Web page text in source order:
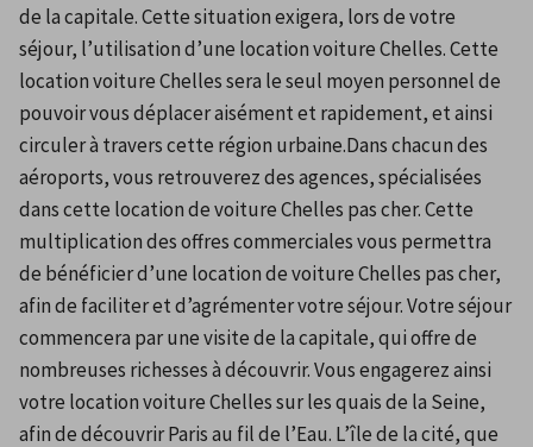
de la capitale. Cette situation exigera, lors de votre
séjour, l’utilisation d’une location voiture Chelles. Cette
location voiture Chelles sera le seul moyen personnel de
pouvoir vous déplacer aisément et rapidement, et ainsi
circuler à travers cette région urbaine.Dans chacun des
aéroports, vous retrouverez des agences, spécialisées
dans cette location de voiture Chelles pas cher. Cette
multiplication des offres commerciales vous permettra
de bénéficier d’une location de voiture Chelles pas cher,
afin de faciliter et d’agrémenter votre séjour. Votre séjour
commencera par une visite de la capitale, qui offre de
nombreuses richesses à découvrir. Vous engagerez ainsi
votre location voiture Chelles sur les quais de la Seine,
afin de découvrir Paris au fil de l’Eau. L’île de la cité, que